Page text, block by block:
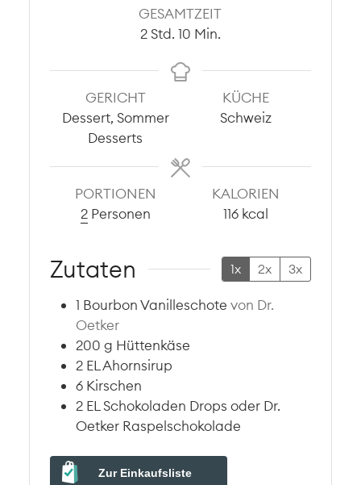
GESAMTZEIT
2Stunden
Std. 10Minuten
Min.
GERICHT
Dessert, Sommer
Desserts
KÜCHE
Schweiz
PORTIONEN
2 Personen
KALORIEN
116 kcal
Zutaten 1x 2x 3x
1 Bourbon Vanilleschote von Dr.
Oetker
200 g Hüttenkäse
2 EL Ahornsirup
6 Kirschen
2 EL Schokoladen Drops oder Dr.
Oetker Raspelschokolade
Zur Einkaufsliste